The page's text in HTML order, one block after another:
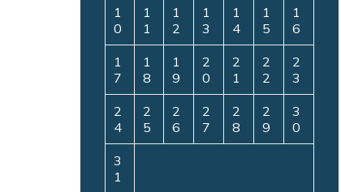
1
0
1
1
1
2
1
3
1
4
1
5
1
6
1
7
1
8
1
9
2
0
2
1
2
2
2
3
2
4
2
5
2
6
2
7
2
8
2
9
3
0
3
1